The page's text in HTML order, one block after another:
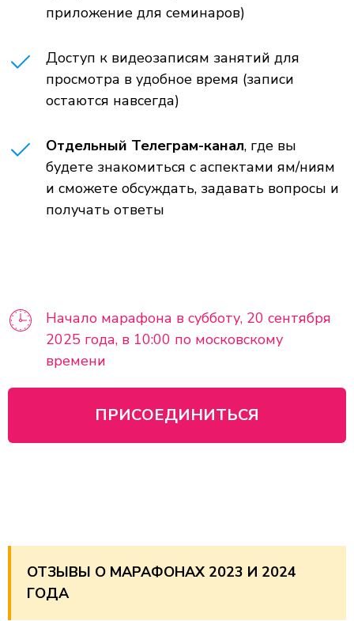
приложение для семинаров)
Доступ к видеозаписям занятий для
просмотра в удобное время (записи
остаются навсегда)
Отдельный Телеграм-канал, где вы
будете знакомиться с аспектами ям/ниям
и сможете обсуждать, задавать вопросы и
получать ответы
Начало марафона в субботу, 20 сентября
2025 года, в 10:00 по московскому
времени
ПРИСОЕДИНИТЬСЯ
ОТЗЫВЫ О МАРАФОНАХ 2023 И 2024
ГОДА